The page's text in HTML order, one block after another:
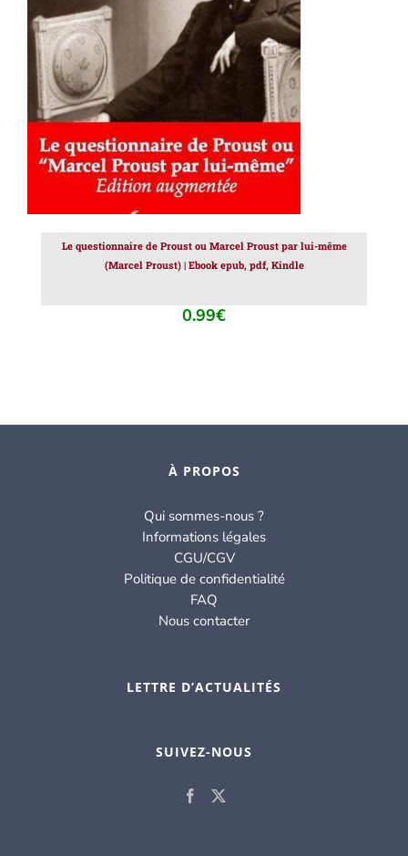
AJOUTER AU PANIER DÉTAILS
Le questionnaire de Proust ou Marcel Proust par lui-même
(Marcel Proust) | Ebook epub, pdf, Kindle
0.99€
À PROPOS
Qui sommes-nous ?
Informations légales
CGU/CGV
Politique de confidentialité
FAQ
Nous contacter
LETTRE D’ACTUALITÉS
SUIVEZ-NOUS